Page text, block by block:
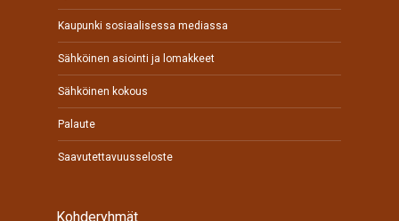
Kaupunki sosiaalisessa mediassa
Sähköinen asiointi ja lomakkeet
Sähköinen kokous
Palaute
Saavutettavuusseloste
Kohderyhmät